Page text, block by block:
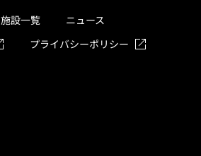
施設一覧
ニュース
プライバシーポリシー